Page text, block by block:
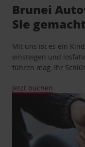
Brunei
Sie gemacht
Mit uns ist es ein
einsteigen und
führen mag, Ihr
Jetzt buchen